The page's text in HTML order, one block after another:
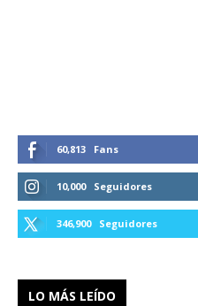
60,813 Fans
10,000 Seguidores
346,900 Seguidores
LO MÁS LEÍDO